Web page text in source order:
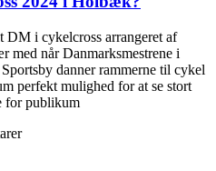
DM i cykelcross arrangeret af
når Danmarksmestrene i
danner rammerne til cykel
perfekt mulighed for at se stort
for publikum